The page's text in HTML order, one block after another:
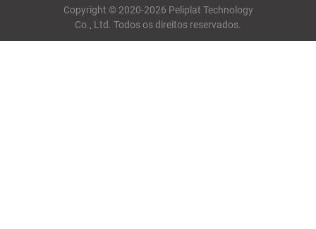
Copyright © 2020-2026 Peliplat Technology
Co., Ltd. Todos os direitos reservados.